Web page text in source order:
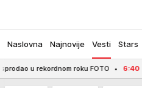
Naslovna Najnovije Vesti Stars
roku FOTO 6:40 Bacili su je